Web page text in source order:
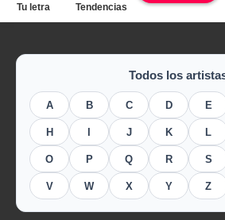
Todos los
A B C D E
H J K L
O P Q R S
V W X Y Z
Tu letra Tendencias